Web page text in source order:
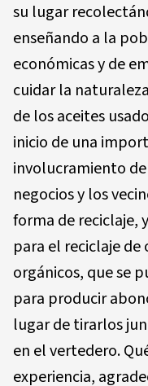
su lugar
enseñando a la
económicas y de
cuidar la
de los aceites
inicio de una
involucramiento
negocios y los
forma de reciclaje,
para el reciclaje
orgánicos, que se
para producir
lugar de tirarlos
en el vertedero.
experiencia,